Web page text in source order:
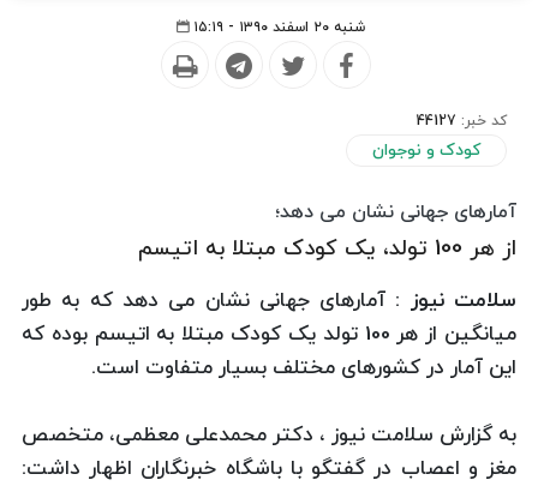
شنبه ۲۰ اسفند ۱۳۹۰ - ۱۵:۱۹
کد خبر: 44127
کودک و نوجوان
آمارهای جهانی نشان می دهد؛
از هر 100 تولد، یک کودک مبتلا به اتیسم
سلامت نیوز : آمارهای جهانی نشان می دهد که به طور
میانگین از هر 100 تولد یک کودک مبتلا به اتیسم بوده که
این آمار در کشورهای مختلف بسیار متفاوت است.
به گزارش سلامت نیوز ، دكتر محمدعلی معظمی، متخصص
مغز و اعصاب در گفتگو با باشگاه خبرنگاران اظهار داشت: